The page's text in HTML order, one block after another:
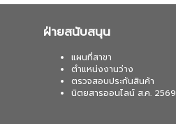
ฝ่ายสนับสนุน
แผนที่สาขา
ตำแหน่งงานว่าง
ตรวจสอบประกันสินค้า
นิตยสารออนไลน์ ส.ค. 2569